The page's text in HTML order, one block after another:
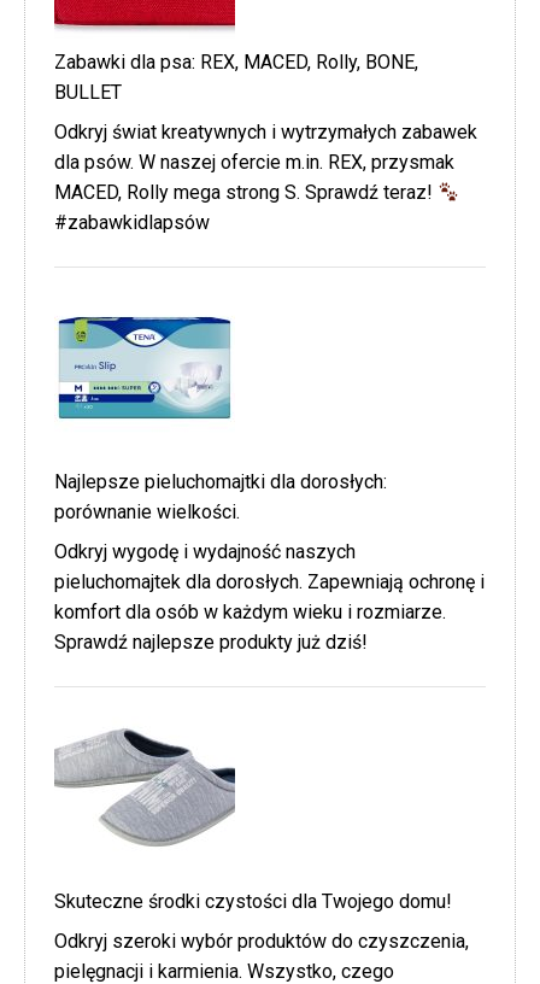
Zabawki dla psa: REX, MACED, Rolly, BONE,
BULLET
Odkryj świat kreatywnych i wytrzymałych zabawek
dla psów. W naszej ofercie m.in. REX, przysmak
MACED, Rolly mega strong S. Sprawdź teraz!
#zabawkidlapsów
Najlepsze pieluchomajtki dla dorosłych:
porównanie wielkości.
Odkryj wygodę i wydajność naszych
pieluchomajtek dla dorosłych. Zapewniają ochronę i
komfort dla osób w każdym wieku i rozmiarze.
Sprawdź najlepsze produkty już dziś!
Skuteczne środki czystości dla Twojego domu!
Odkryj szeroki wybór produktów do czyszczenia,
pielęgnacji i karmienia. Wszystko, czego